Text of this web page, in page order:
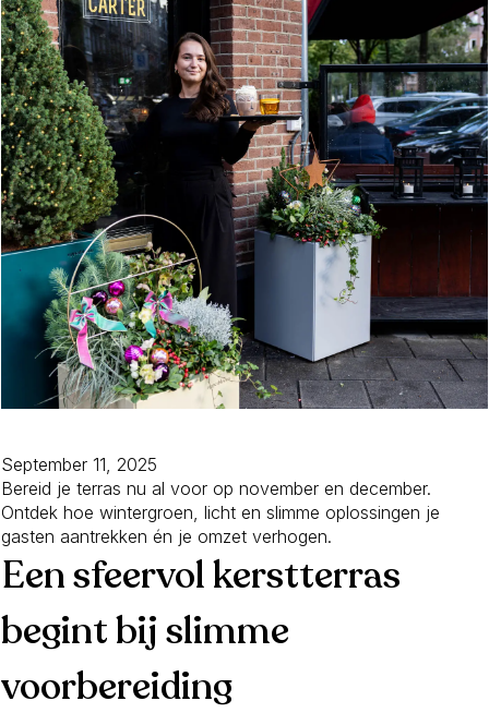
September 11, 2025
Bereid je terras nu al voor op november en december.
Ontdek hoe wintergroen, licht en slimme oplossingen je
gasten aantrekken én je omzet verhogen.
Een sfeervol kerstterras
begint bij slimme
voorbereiding